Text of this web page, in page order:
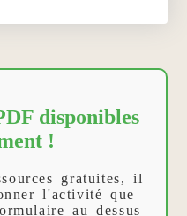
disponibles
!
gratuites, il
l'activité que
au dessus